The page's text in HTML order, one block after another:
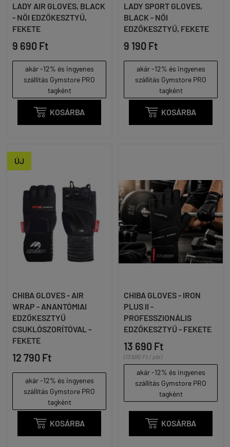
LADY AIR GLOVES, BLACK
- NŐI EDZŐKESZTYŰ,
FEKETE
9 690 Ft
akár -12% és ingyenes
szállítás Gymstore PRO
tagként
 KOSÁRBA
LADY SPORT GLOVES,
BLACK - NŐI
EDZŐKESZTYŰ, FEKETE
9 190 Ft
akár -12% és ingyenes
szállítás Gymstore PRO
tagként
 KOSÁRBA
ÚJ
CHIBA GLOVES - AIR
WRAP - ANANTÓMIAI
EDZŐKESZTYŰ
CSUKLÓSZORÍTÓVAL -
FEKETE
12 790 Ft
akár -12% és ingyenes
szállítás Gymstore PRO
tagként
 KOSÁRBA
CHIBA GLOVES - IRON
PLUS II -
PROFESSZIONÁLIS
EDZŐKESZTYŰ - FEKETE
13 690 Ft
(13 690 Ft / pár)
akár -12% és ingyenes
szállítás Gymstore PRO
tagként
 KOSÁRBA